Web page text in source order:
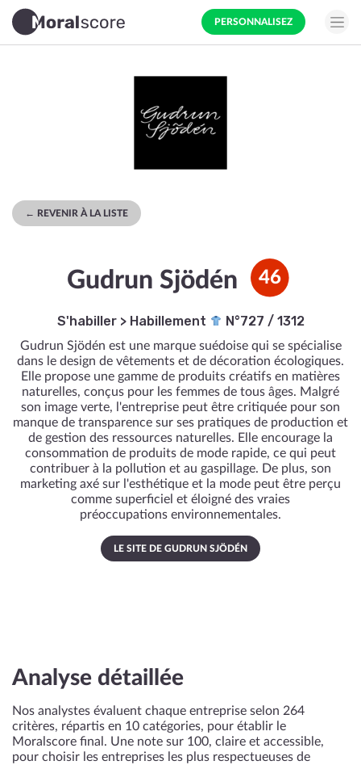
PERSONNALISEZ
← REVENIR À LA LISTE
Gudrun Sjödén 46
S'habiller> Habillement N°727 / 1312
Gudrun Sjödén est une marque suédoise qui se spécialise
dans le design de vêtements et de décoration écologiques.
Elle propose une gamme de produits créatifs en matières
naturelles, conçus pour les femmes de tous âges. Malgré
son image verte, l'entreprise peut être critiquée pour son
manque de transparence sur ses pratiques de production et
de gestion des ressources naturelles. Elle encourage la
consommation de produits de mode rapide, ce qui peut
contribuer à la pollution et au gaspillage. De plus, son
marketing axé sur l'esthétique et la mode peut être perçu
comme superficiel et éloigné des vraies
préoccupations environnementales.
LE SITE DE GUDRUN SJÖDÉN
Analyse détaillée
Nos analystes évaluent chaque entreprise selon 264
critères, répartis en 10 catégories, pour établir le
Moralscore final. Une note sur 100, claire et accessible,
pour choisir les entreprises les plus respectueuses de